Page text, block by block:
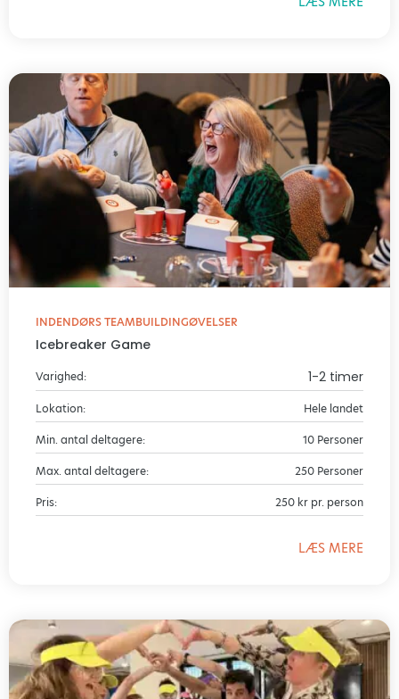
INDENDØRS TEAMBUILDINGØVELSER
Icebreaker Game
Varighed: 1-2 timer
Lokation: Hele landet
Min. antal deltagere: 10 Personer
Max. antal deltagere: 250 Personer
Pris: 250 kr pr. person
LÆS MERE